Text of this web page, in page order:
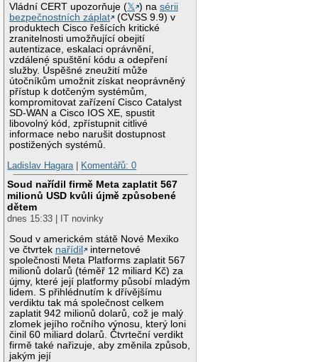
Vládní CERT upozorňuje (𝕏 ) nasérii
bezpečnostních záplat
(CVSS 9.9) v
produktech Cisco řešících kritické
zranitelnosti umožňující obejití
autentizace, eskalaci oprávnění,
vzdálené spuštění kódu a odepření
služby. Úspěšné zneužití může
útočníkům umožnit získat neoprávněný
přístup k dotčeným systémům,
kompromitovat zařízení Cisco Catalyst
SD-WAN a Cisco IOS XE, spustit
libovolný kód, zpřístupnit citlivé
informace nebo narušit dostupnost
postižených systémů.
Ladislav Hagara| Komentářů: 0
Soud nařídil firmě Meta zaplatit 567
milionů USD kvůli újmě způsobené
dětem
dnes 15:33 | IT novinky
Soud v americkém státě Nové Mexiko
ve čtvrtek nařídil
internetové
společnosti Meta Platforms zaplatit 567
milionů dolarů (téměř 12 miliard Kč) za
újmy, které její platformy působí mladým
lidem. S přihlédnutím k dřívějšímu
verdiktu tak má společnost celkem
zaplatit 942 milionů dolarů, což je malý
zlomek jejího ročního výnosu, který loni
činil 60 miliard dolarů. Čtvrteční verdikt
firmě také nařizuje, aby změnila způsob,
jakým její